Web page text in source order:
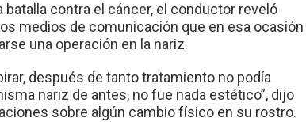
batalla contra el cáncer, el conductor reveló
medios de comunicación que en esa ocasión
una operación en la nariz.
después de tanto tratamiento no podía
nariz de antes, no fue nada estético”, dijo
sobre algún cambio físico en su rostro.